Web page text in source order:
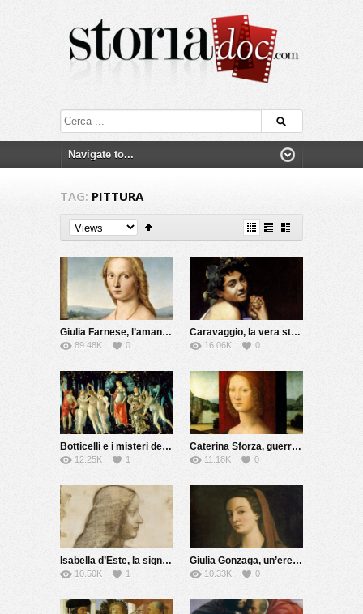
TAG: PITTURA
Giulia Farnese, l’amante del Papa
89.48K 0
Caravaggio, la vera storia
16.06K 0
Botticelli e i misteri della Primavera
12.25K 1
Caterina Sforza, guerriera e alchimista
11.18K 0
Isabella d’Este, la signora del Rinascimento
10.50K 1
Giulia Gonzaga, un’eretica del Cinquecento
10.33K 0